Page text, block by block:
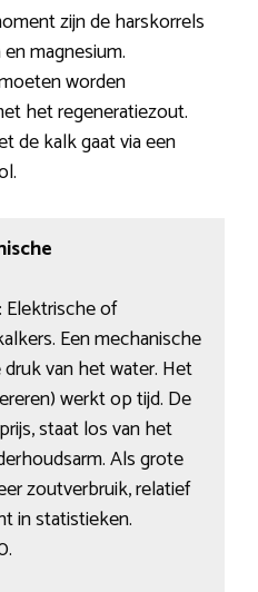
zijn de harskorrels
magnesium.
worden
het regeneratiezout.
de kalk gaat via een
of
Een mechanische
van het water. Het
werkt op tijd. De
staat los van het
Als grote
zoutverbruik, relatief
in statistieken.